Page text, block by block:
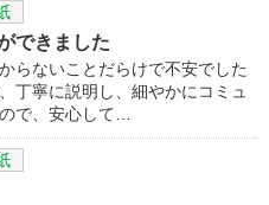
できました
らないことだらけで不安でした
丁寧に説明し、細やかにコミュ
で、安心して…